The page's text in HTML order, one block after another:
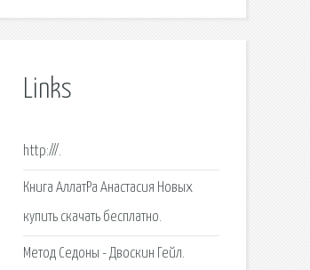
Links
http:///.
Книга АллатРа Анастасия Новых
купить скачать бесплатно.
Метод Седоны - Двоскин Гейл.